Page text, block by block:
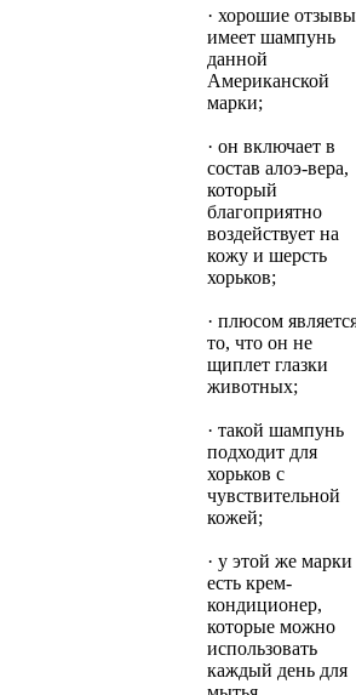
· хорошие отзывы
имеет шампунь
данной
Американской
марки;
· он включает в
состав алоэ-вера,
который
благоприятно
воздействует на
кожу и шерсть
хорьков;
· плюсом
то, что он не
щиплет глазки
животных;
· такой шампунь
подходит для
хорьков с
чувствительной
кожей;
· у этой же марки
есть крем-
кондиционер,
которые можно
использовать
каждый день для